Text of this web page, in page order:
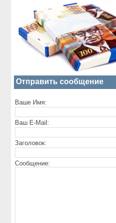
Отправить сообщение
Ваше Имя:
Ваш E-Mail:
Заголовок:
Сообщение: